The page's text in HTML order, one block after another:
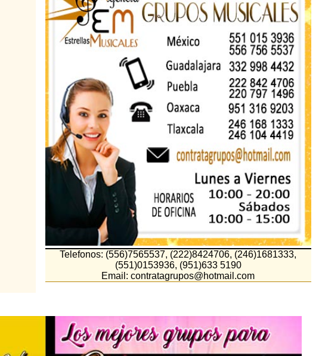
Telefonos: (556)7565537, (222)8424706, (246)1681333,
(551)0153936, (951)633 5190
Email: contratagrupos@hotmail.com